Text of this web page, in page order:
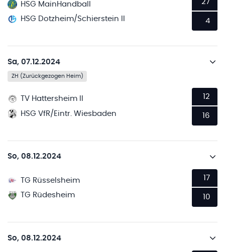
HSG MainHandball
HSG Dotzheim/Schierstein II
27
4
Sa, 07.12.2024
ZH (Zurückgezogen Heim)
TV Hattersheim II
HSG VfR/Eintr. Wiesbaden
12
16
So, 08.12.2024
TG Rüsselsheim
TG Rüdesheim
17
10
So, 08.12.2024